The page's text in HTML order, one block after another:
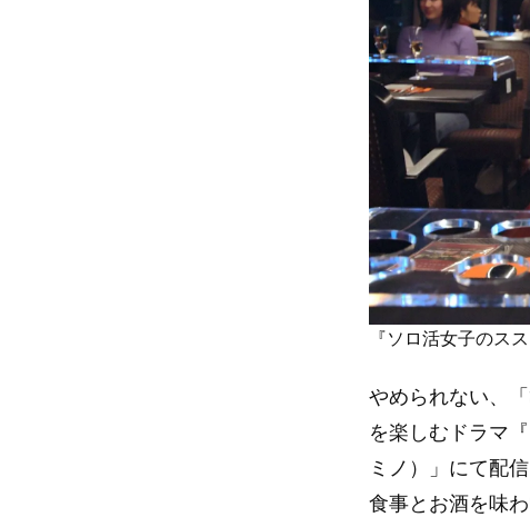
『ソロ活女子のス
やめられない、
を楽しむドラマ
ミノ）」にて配
食事とお酒を味